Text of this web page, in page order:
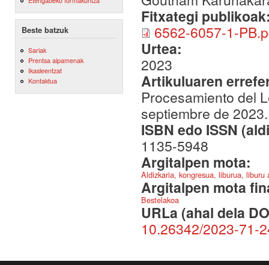
Beste batzuk
Sariak
Prentsa aipamenak
Ikasleentzat
Kontaktua
Fitxategi
6562-6057-1-
Urtea:
2023
Artikuluaren
Procesamiento del
septiembre de 2023.
ISBN edo ISSN
1135-5948
Argitalpen mota:
Aldizkaria, kongresua, liburua,
Argitalpen mota
Bestelakoa
URLa (ahal dela
10.26342/2023-71-